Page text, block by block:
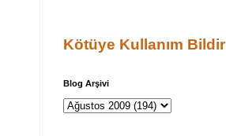
Kötüye Kullanım Bildir
Blog Arşivi